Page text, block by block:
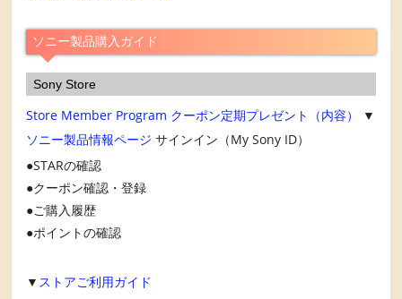
ブ
ソニー製品購入ガイド
Sony Store
Store Member Program クーポン定期プレゼント（内容）
▼
ソニー製品情報ページ サインイン（My Sony ID）
STARの確認
クーポン確認・登録
ご購入履歴
ポイントの確認
▼ ストアご利用ガイド